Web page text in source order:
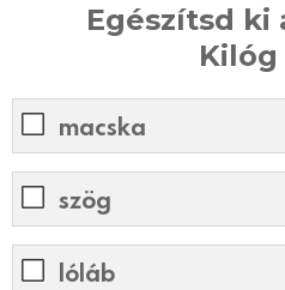
Egészítsd ki
Kilóg
macska
szög
lóláb